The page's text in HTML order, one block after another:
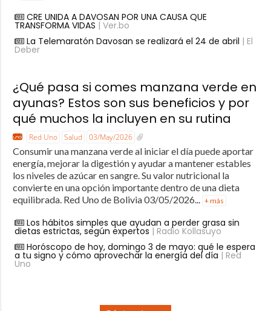
CRE UNIDA A DAVOSAN POR UNA CAUSA QUE
TRANSFORMA VIDAS | Ver.bo
La Telemaratón Davosan se realizará el 24 de abril | El
Deber
¿Qué pasa si comes manzana verde en
ayunas? Estos son sus beneficios y por
qué muchos la incluyen en su rutina
Red Uno Salud 03/May/2026
Consumir una manzana verde al iniciar el día puede aportar
energía, mejorar la digestión y ayudar a mantener estables
los niveles de azúcar en sangre. Su valor nutricional la
convierte en una opción importante dentro de una dieta
equilibrada. Red Uno de Bolivia 03/05/2026... + más
Los hábitos simples que ayudan a perder grasa sin
dietas estrictas, según expertos | Radio Kollasuyo
Horóscopo de hoy, domingo 3 de mayo: qué le espera
a tu signo y cómo aprovechar la energía del día | Red
Uno